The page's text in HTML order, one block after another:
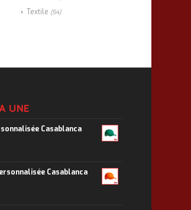
Textile (54)
UNE
Casablanca
Casablanca